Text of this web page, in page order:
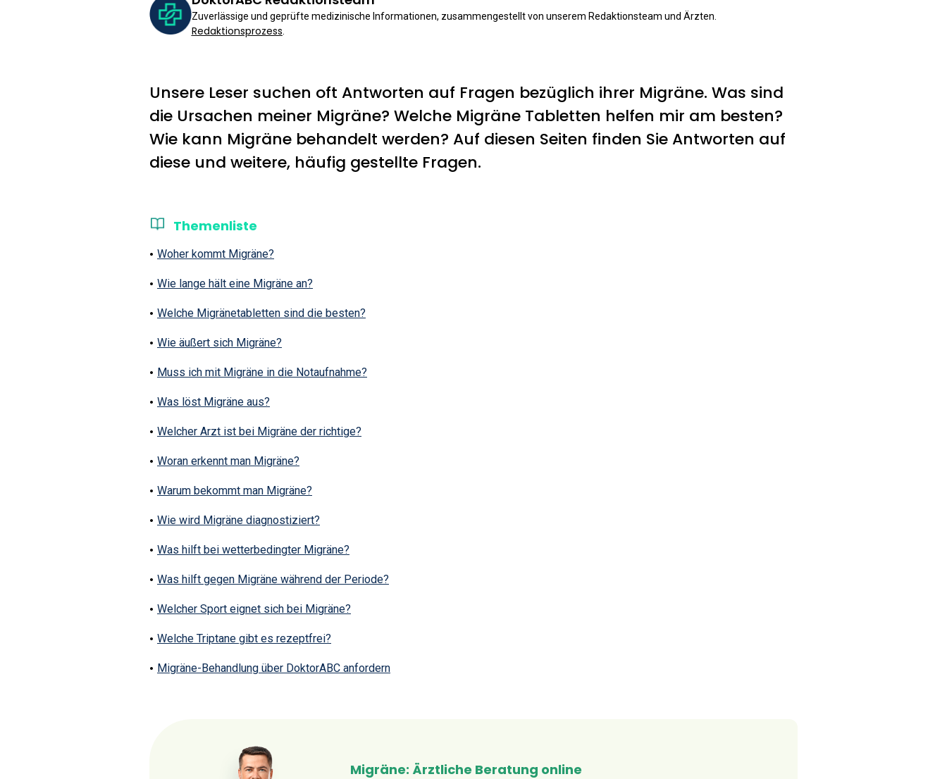
Zuverlässige und geprüfte medizinische Informationen, zusammengestellt von unserem Redaktionsteam und Ärzten.
Redaktionsprozess
Unsere Leser suchen oft Antworten auf Fragen bezüglich ihrer Migräne. Was sind
die Ursachen meiner Migräne? Welche Migräne Tabletten helfen mir am besten?
Wie kann Migräne behandelt werden? Auf diesen Seiten finden Sie Antworten auf
diese und weitere, häufig gestellte Fragen.
Themenliste
Woher kommt Migräne?
Wie lange hält eine Migräne an?
Welche Migränetabletten sind die besten?
Wie äußert sich Migräne?
Muss ich mit Migräne in die Notaufnahme?
Was löst Migräne aus?
Welcher Arzt ist bei Migräne der richtige?
Woran erkennt man Migräne?
Warum bekommt man Migräne?
Wie wird Migräne diagnostiziert?
Was hilft bei wetterbedingter Migräne?
Was hilft gegen Migräne während der Periode?
Welcher Sport eignet sich bei Migräne?
Welche Triptane gibt es rezeptfrei?
Migräne-Behandlung über DoktorABC anfordern
Migräne: Ärztliche Beratung online